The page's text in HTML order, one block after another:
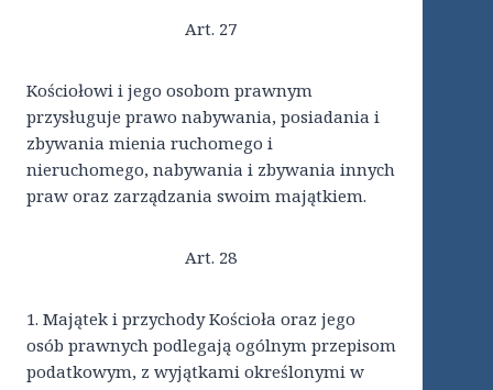
Art. 27
Kościołowi i jego osobom prawnym
przysługuje prawo nabywania, posiadania i
zbywania mienia ruchomego i
nieruchomego, nabywania i zbywania innych
praw oraz zarządzania swoim majątkiem.
Art. 28
1. Majątek i przychody Kościoła oraz jego
osób prawnych podlegają ogólnym przepisom
podatkowym, z wyjątkami określonymi w